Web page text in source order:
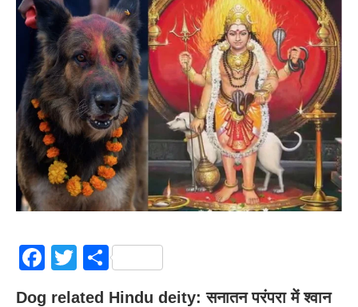
Facebook
Twitter
Share
Dog related Hindu deity: सनातन परंपरा में श्वान